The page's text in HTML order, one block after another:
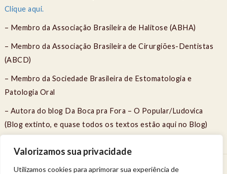
Valorizamos sua privacidade
Utilizamos cookies para aprimorar sua experiência de
Clique aqui.
– Membro da Associação Brasileira de Halitose (ABHA)
– Membro da Associação Brasileira de Cirurgiões-Dentistas
(ABCD)
– Membro da Sociedade Brasileira de Estomatologia e
Patologia Oral
– Autora do blog Da Boca pra Fora – O Popular/Ludovica
(Blog extinto, e quase todos os textos estão aqui no Blog)
Venha viver uma experiência de bem-estar.